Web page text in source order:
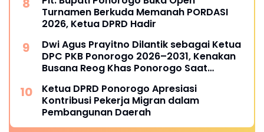
Turnamen Berkuda Memanah PORDASI
2026, Ketua DPRD Hadir
Dwi Agus Prayitno Dilantik sebagai Ketua
DPC PKB Ponorogo 2026–2031, Kenakan
Busana Reog Khas Ponorogo Saat
Ketua DPRD Ponorogo Apresiasi
Kontribusi Pekerja Migran dalam
Pembangunan Daerah